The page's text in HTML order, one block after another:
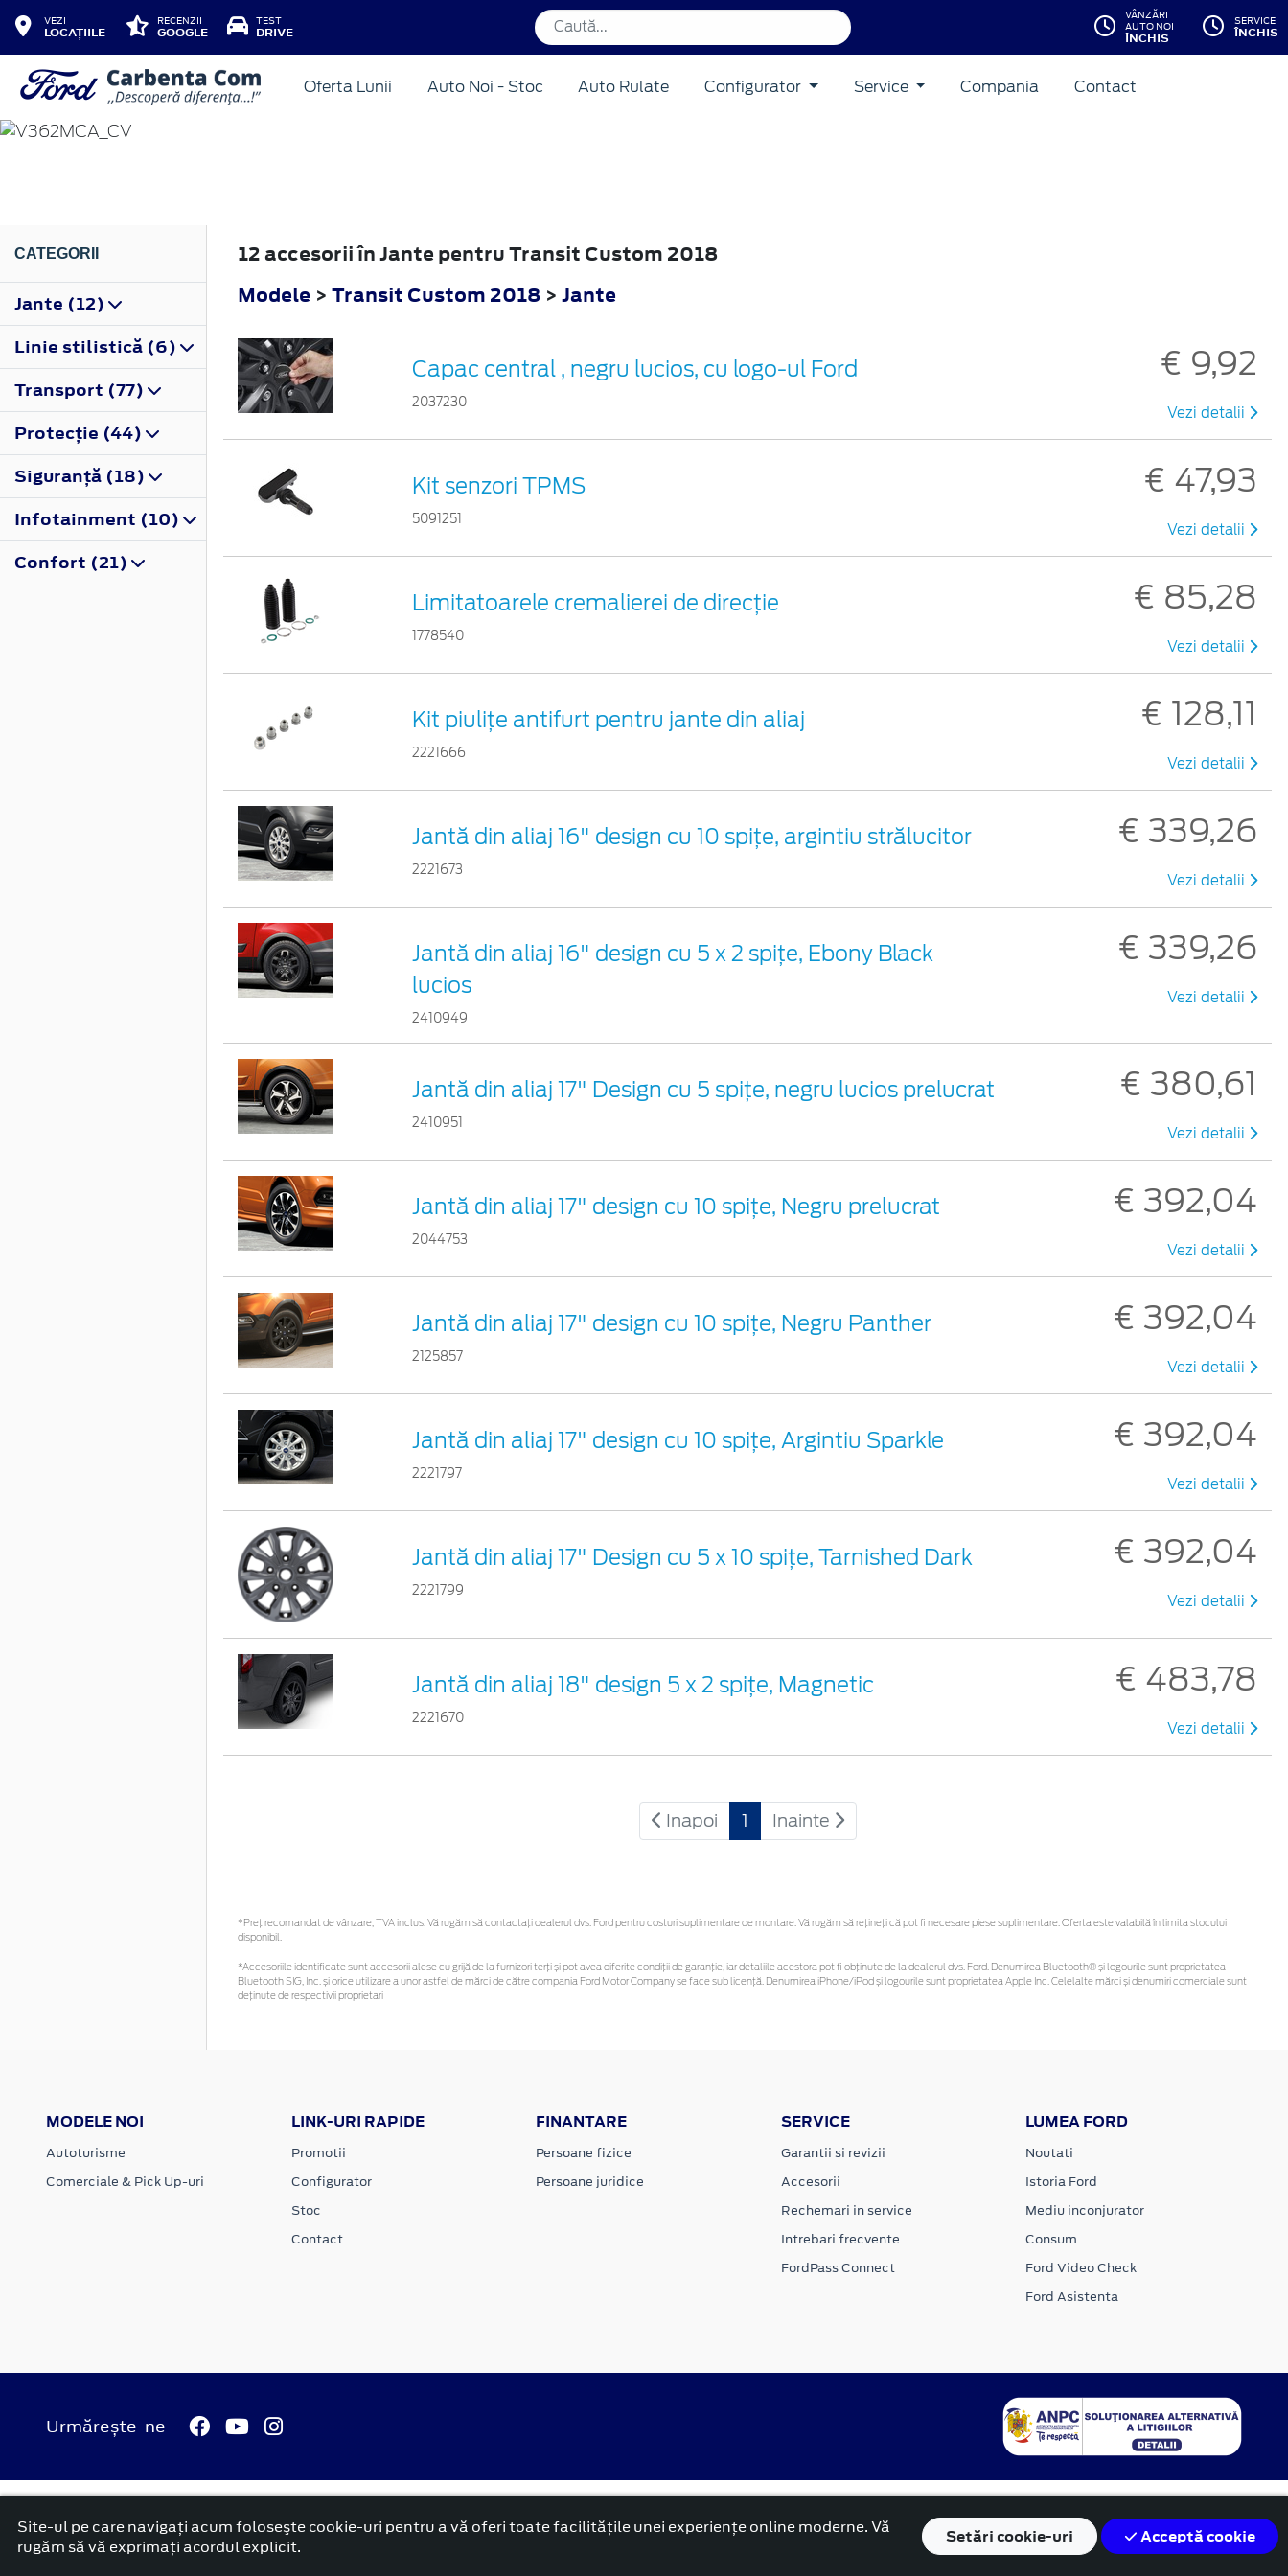
VEZI
LOCAȚIILE
RECENZII
GOOGLE
TEST
DRIVE
VÂNZĂRI
AUTO NOI
ÎNCHIS
SERVICE
ÎNCHIS
Oferta Lunii Auto Noi - Stoc Auto Rulate Configurator Service Compania Contact
TRANSIT CUSTOM
CATEGORII
Jante (12)
Linie stilistică (6)
Transport (77)
Protecţie (44)
Siguranţă (18)
Infotainment (10)
Confort (21)
12 accesorii în Jante pentru Transit Custom 2018
Modele > Transit Custom 2018 > Jante
Capac central , negru lucios, cu logo-ul Ford
2037230
€ 9,92
Vezi detalii
Kit senzori TPMS
5091251
€ 47,93
Vezi detalii
Limitatoarele cremalierei de direcţie
1778540
€ 85,28
Vezi detalii
Kit piuliţe antifurt pentru jante din aliaj
2221666
€ 128,11
Vezi detalii
Jantă din aliaj 16" design cu 10 spițe, argintiu strălucitor
2221673
€ 339,26
Vezi detalii
Jantă din aliaj 16" design cu 5 x 2 spițe, Ebony Black
lucios
2410949
€ 339,26
Vezi detalii
Jantă din aliaj 17" Design cu 5 spiţe, negru lucios prelucrat
2410951
€ 380,61
Vezi detalii
Jantă din aliaj 17" design cu 10 spițe, Negru prelucrat
2044753
€ 392,04
Vezi detalii
Jantă din aliaj 17" design cu 10 spițe, Negru Panther
2125857
€ 392,04
Vezi detalii
Jantă din aliaj 17" design cu 10 spițe, Argintiu Sparkle
2221797
€ 392,04
Vezi detalii
Jantă din aliaj 17" Design cu 5 x 10 spițe, Tarnished Dark
2221799
€ 392,04
Vezi detalii
Jantă din aliaj 18" design 5 x 2 spițe, Magnetic
2221670
€ 483,78
Vezi detalii
Inapoi 1 Inainte
*Preţ recomandat de vânzare, TVA inclus. Vă rugăm să contactaţi dealerul dvs. Ford pentru costuri suplimentare de montare. Vă rugăm să rețineți că pot fi necesare piese suplimentare. Oferta este valabilă în limita stocului
disponibil.
*Accesoriile identificate sunt accesorii alese cu grijă de la furnizori terți și pot avea diferite condiții de garanție, iar detaliile acestora pot fi obținute de la dealerul dvs. Ford. Denumirea Bluetooth® și logourile sunt proprietatea
Bluetooth SIG, Inc. și orice utilizare a unor astfel de mărci de către compania Ford Motor Company se face sub licență. Denumirea iPhone/iPod și logourile sunt proprietatea Apple Inc. Celelalte mărci și denumiri comerciale sunt
deținute de respectivii proprietari
MODELE NOI
Autoturisme
Comerciale & Pick Up-uri
LINK-URI RAPIDE
Promotii
Configurator
Stoc
Contact
FINANTARE
Persoane fizice
Persoane juridice
SERVICE
Garantii si revizii
Accesorii
Rechemari in service
Intrebari frecvente
FordPass Connect
LUMEA FORD
Noutati
Istoria Ford
Mediu inconjurator
Consum
Ford Video Check
Ford Asistenta
Urmărește-ne
platformă dezvoltată de Workleto
Site-ul pe care navigați acum foloseşte cookie-uri pentru a vă oferi toate facilitățile unei experiențe online moderne. Vă
rugăm să vă exprimați acordul explicit.
Setăricookie-uri Acceptă cookie